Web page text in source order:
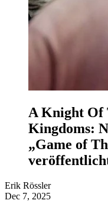
A Knight Of
Kingdoms:
„Game of
Erik Rössler
Dec 7, 2025